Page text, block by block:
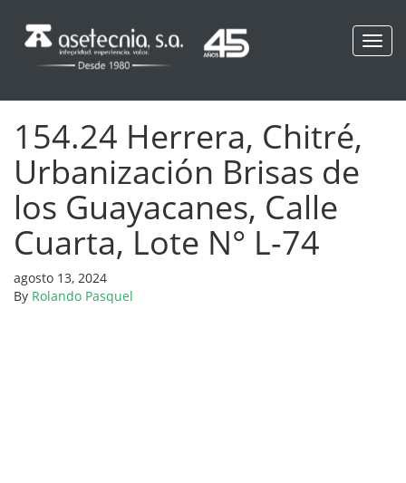
154.24 Herrera, Chitré,
Urbanización Brisas de
los Guayacanes, Calle
Cuarta, Lote N° L-74
agosto 13, 2024
By Rolando Pasquel